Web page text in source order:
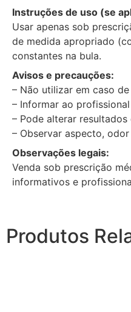
Instruções de uso (se
Usar apenas sob
de medida apropriado
constantes na bula.
Avisos e precauções:
– Não utilizar em caso
– Informar ao
– Pode alterar
– Observar aspecto,
Observações legais:
Venda sob prescrição
informativos e
Produtos